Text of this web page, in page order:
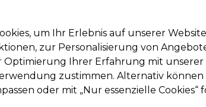
Suchen
Haare Elektrogeräte Saloneinrichtung
und Lieferzeiten
um Ihr Erlebnis auf unserer
zur Personalisierung von
Ihrer Erfahrung mit unserer
zustimmen. Alternativ
oder mit „Nur essenzielle Cookies“